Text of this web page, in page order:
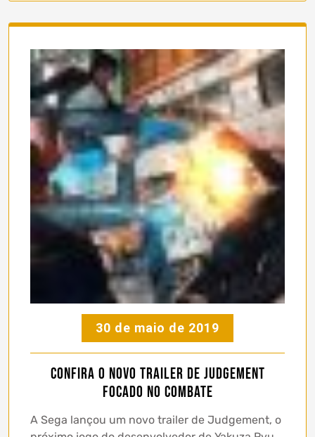
30 de maio de 2019
Confira o novo trailer de Judgement
focado no combate
A Sega lançou um novo trailer de Judgement, o